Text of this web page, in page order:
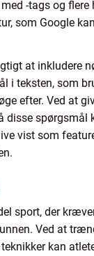
-tags og flere
som Google
at inkludere
i teksten, som
efter. Ved at
disse spørgsmål
vist som
sport, der
Ved at
kan